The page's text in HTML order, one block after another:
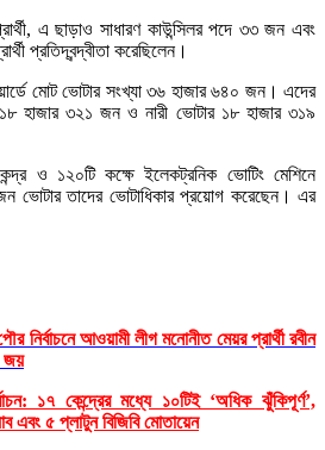
এ ছাড়াও সাধারণ কাউন্সিলর পদে ৩৩ জন এবং
প্রতিদ্বন্দ্বীতা করেছিলেন।
মোট ভোটার সংখ্যা ৩৬ হাজার ৬৪০ জন। এদের
হাজার ৩২১ জন ও নারী ভোটার ১৮ হাজার ৩১৯
ও ১২০টি কক্ষে ইলেকট্রনিক ভোটিং মেশিনে
ভোটার তাদের ভোটাধিকার প্রয়োগ করেছেন। এর
নির্বাচনে আওয়ামী লীগ মনোনীত মেয়র প্রার্থী রবীন
জয়
১৭ কেন্দ্রের মধ্যে ১০টিই ‘অধিক ঝুঁকিপূর্ণ’,
এবং ৫ প্লাটুন বিজিবি মোতায়েন